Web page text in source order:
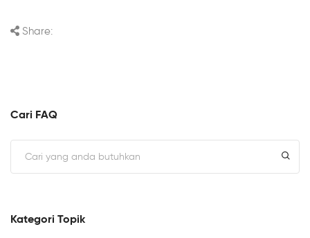
Share:
Cari FAQ
Kategori Topik